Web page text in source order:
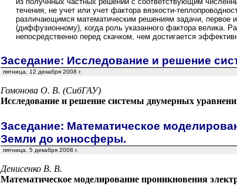
течения, не учет или учет фактора вязкости-
различающимся математическим решениям задачи, первое
(диффузионному), когда роль указанного фактора велика.
непосредственно перед скачком, чем достигается
Заседание: Исследование и решение
пятница, 12 декабря 2008 г.
Гомонова О. В. (СибГАУ)
Исследование и решение системы двумерных
Заседание: Математическое
Земли до ионосферы.
пятница, 5 декабря 2008 г.
Денисенко В. В.
Математическое моделирование проникновения